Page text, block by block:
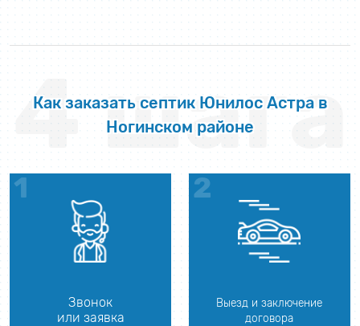
Как заказать септик Юнилос Астра в
Ногинском районе
4 шага
Звонок
или заявка
Выезд и заключение
договора